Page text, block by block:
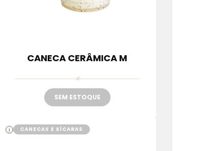
CANECA CERÂMICA M
SEM ESTOQUE
i CANECAS E XÍCARAS